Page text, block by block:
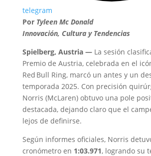
telegram
Por Tyleen Mc Donald
Innovación, Cultura y Tendencias
Spielberg, Austria —La sesión
Premio de Austria, celebrada en el
Red Bull Ring, marcó un antes y un
temporada 2025. Con precisión
Norris (McLaren) obtuvo una pole
destacada, dejando claro que el
lejos de definirse.
Según informes oficiales, Norris
cronómetro en 1:03.971, logrando su